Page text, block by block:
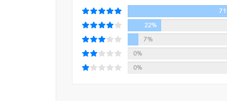
데이터와 기술의 독점이 초래하는 폐해는 이미
‘가파GAFA’라고 부르기도 한다)은 혁신의 아
경영학자 스콧 갤러웨이는 ‘착한 구글, 멋진 애플
GAFA의 주인들은 세계에서 가장 부유하면서도
22%
7%
0%
0%